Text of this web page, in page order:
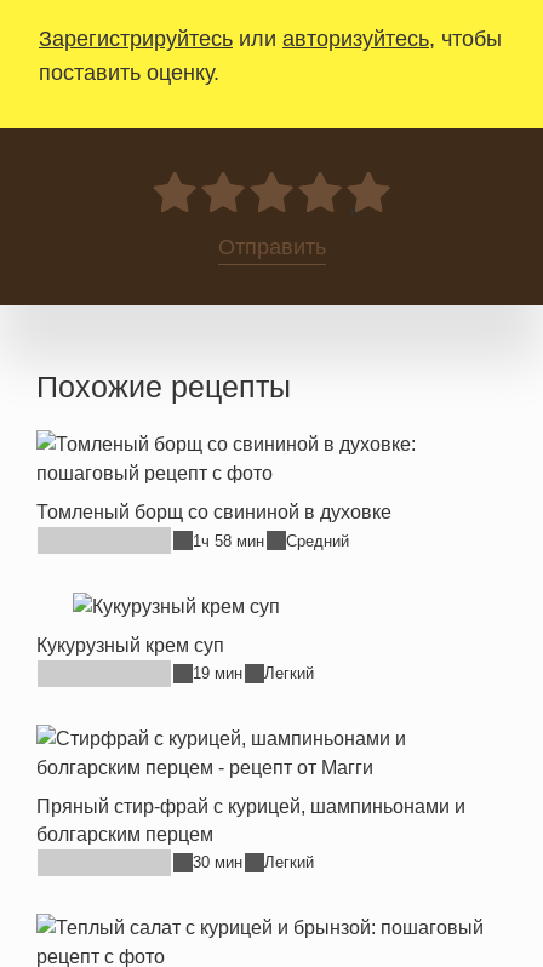
Зарегистрируйтесь или авторизуйтесь, чтобы
поставить оценку.
0
Отправить
Похожие рецепты
Томленый борщ со свининой в духовке
1ч 58 мин Средний
Кукурузный крем суп
19 мин Легкий
Пряный стир-фрай с курицей, шампиньонами и
болгарским перцем
30 мин Легкий